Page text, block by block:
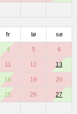
fr lø sø
4 5 6
11 12 13
18 19 20
25 26 27